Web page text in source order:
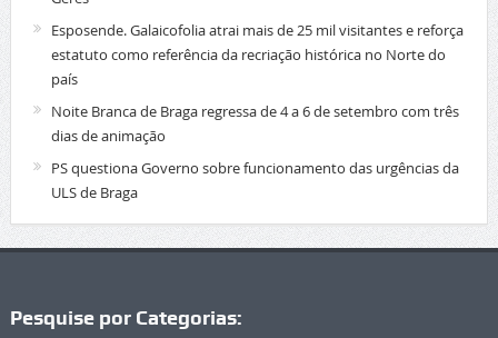
Esposende. Galaicofolia atrai mais de 25 mil visitantes e reforça
estatuto como referência da recriação histórica no Norte do
país
Noite Branca de Braga regressa de 4 a 6 de setembro com três
dias de animação
PS questiona Governo sobre funcionamento das urgências da
ULS de Braga
Pesquise por Categorias: